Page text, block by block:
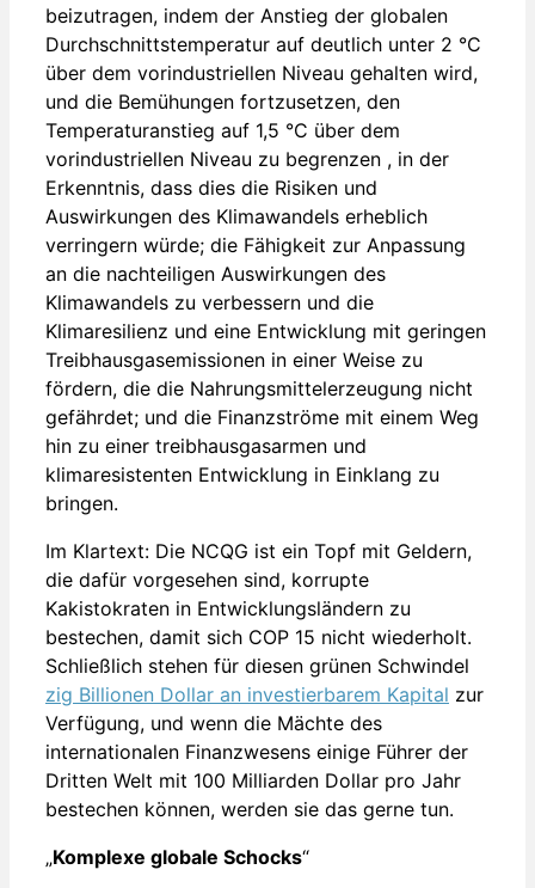
beizutragen, indem der Anstieg der globalen
Durchschnittstemperatur auf deutlich unter 2 °C
über dem vorindustriellen Niveau gehalten wird,
und die Bemühungen fortzusetzen, den
Temperaturanstieg auf 1,5 °C über dem
vorindustriellen Niveau zu begrenzen , in der
Erkenntnis, dass dies die Risiken und
Auswirkungen des Klimawandels erheblich
verringern würde; die Fähigkeit zur Anpassung
an die nachteiligen Auswirkungen des
Klimawandels zu verbessern und die
Klimaresilienz und eine Entwicklung mit geringen
Treibhausgasemissionen in einer Weise zu
fördern, die die Nahrungsmittelerzeugung nicht
gefährdet; und die Finanzströme mit einem Weg
hin zu einer treibhausgasarmen und
klimaresistenten Entwicklung in Einklang zu
bringen.
Im Klartext: Die NCQG ist ein Topf mit Geldern,
die dafür vorgesehen sind, korrupte
Kakistokraten in Entwicklungsländern zu
bestechen, damit sich COP 15 nicht wiederholt.
Schließlich stehen für diesen grünen Schwindel
zig Billionen Dollar an investierbarem Kapital zur
Verfügung, und wenn die Mächte des
internationalen Finanzwesens einige Führer der
Dritten Welt mit 100 Milliarden Dollar pro Jahr
bestechen können, werden sie das gerne tun.
„Komplexe globale Schocks“